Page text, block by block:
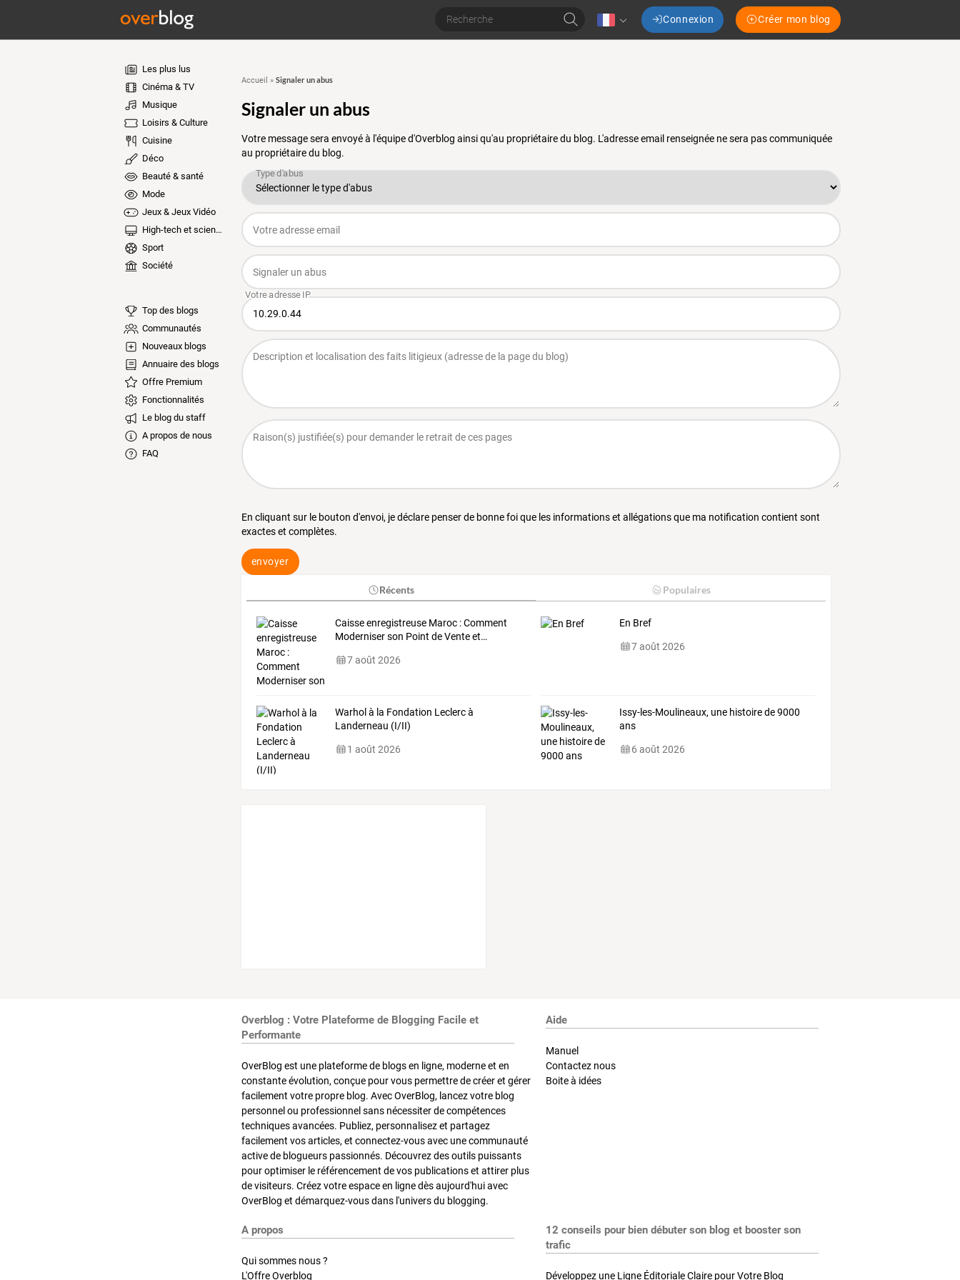
Connexion Créer mon blog
Les plus lus
Cinéma & TV
Musique
Loisirs & Culture
Cuisine
Déco
Beauté & santé
Mode
Jeux & Jeux Vidéo
High-tech et sciences
Sport
Société
Top des blogs
Communautés
Nouveaux blogs
Annuaire des blogs
Offre Premium
Fonctionnalités
Le blog du staff
A propos de nous
FAQ
Accueil » Signaler un abus
Signaler un abus
Votre message sera envoyé à l'équipe d'Overblog ainsi qu'au propriétaire du blog. L'adresse email renseignée ne sera pas communiquée
au propriétaire du blog.
En cliquant sur le bouton d'envoi, je déclare penser de bonne foi que les informations et allégations que ma notification contient sont
exactes et complètes.
envoyer
Récents Populaires
CaisseenregistreuseMaroc:Comment
Moderniserson Point deVenteet…
7 août 2026
En Bref
7 août 2026
Warhol à la Fondation Leclerc à
Landerneau (I/II)
1 août 2026
Issy-les-Moulineaux, une histoire de 9000
ans
6 août 2026
Overblog : Votre Plateforme de Blogging Facile et
Performante
OverBlog est une plateforme de blogs en ligne, moderne et en
constante évolution, conçue pour vous permettre de créer et gérer
facilement votre propre blog. Avec OverBlog, lancez votre blog
personnel ou professionnel sans nécessiter de compétences
techniques avancées. Publiez, personnalisez et partagez
facilement vos articles, et connectez-vous avec une communauté
active de blogueurs passionnés. Découvrez des outils puissants
pour optimiser le référencement de vos publications et attirer plus
de visiteurs. Créez votre espace en ligne dès aujourd'hui avec
OverBlog et démarquez-vous dans l'univers du blogging.
Aide
Manuel
Contactez nous
Boite à idées
A propos
Qui sommes nous ?
L'Offre Overblog
12 conseils pour bien débuter son blog et booster son
trafic
Développez une Ligne Éditoriale Claire pour Votre Blog